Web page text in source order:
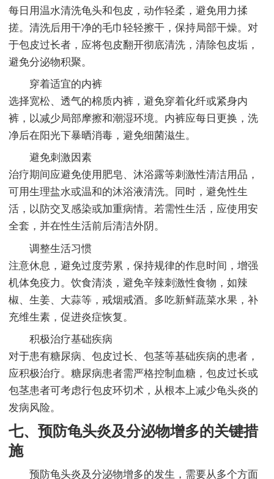
每日用温水清洗龟头和包皮，动作轻柔，避免用力揉
搓。清洗后用干净的毛巾轻轻擦干，保持局部干燥。对
于包皮过长者，应将包皮翻开彻底清洗，清除包皮垢，
避免分泌物积聚。
穿着适宜的内裤
选择宽松、透气的棉质内裤，避免穿着化纤或紧身内
裤，以减少局部摩擦和潮湿环境。内裤应每日更换，洗
净后在阳光下暴晒消毒，避免细菌滋生。
避免刺激因素
治疗期间应避免使用肥皂、沐浴露等刺激性清洁用品，
可用生理盐水或温和的沐浴液清洗。同时，避免性生
活，以防交叉感染或加重病情。若需性生活，应使用安
全套，并在性生活前后清洁外阴。
调整生活习惯
注意休息，避免过度劳累，保持规律的作息时间，增强
机体免疫力。饮食清淡，避免辛辣刺激性食物，如辣
椒、生姜、大蒜等，戒烟戒酒。多吃新鲜蔬菜水果，补
充维生素，促进炎症恢复。
积极治疗基础疾病
对于患有糖尿病、包皮过长、包茎等基础疾病的患者，
应积极治疗。糖尿病患者需严格控制血糖，包皮过长或
包茎患者可考虑行包皮环切术，从根本上减少龟头炎的
发病风险。
七、预防龟头炎及分泌物增多的关键措
施
预防龟头炎及分泌物增多的发生，需要从多个方面